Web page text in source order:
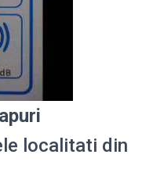
localitati din